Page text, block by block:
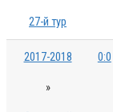
27-й тур
2017-2018
»
0:0